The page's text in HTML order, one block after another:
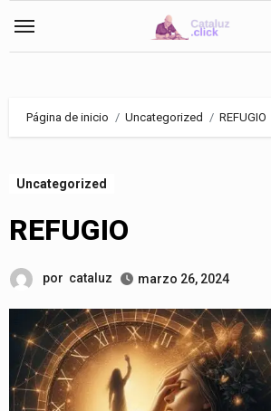
Página de inicio Uncategorized REFUGIO
Uncategorized
REFUGIO
por cataluz marzo 26, 2024